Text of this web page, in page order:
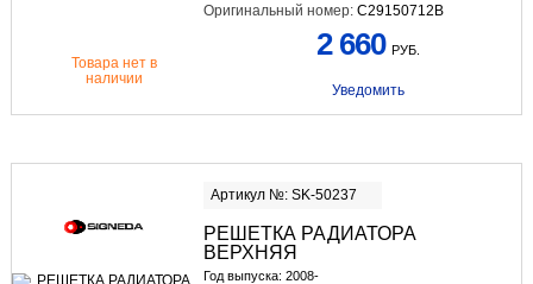
Оригинальный номер: C29150712B
Товара нет в
наличии
2 660 РУБ.
Уведомить
Артикул №: SK-50237
РЕШЕТКА РАДИАТОРА
ВЕРХНЯЯ
Год выпуска: 2008-